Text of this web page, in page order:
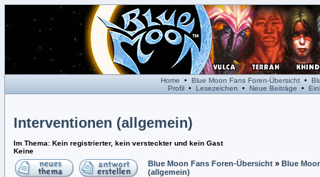
Home • Blue Moon Fans Foren-Übersicht•
Profil• Lesezeichen • Neue Beiträge •
Interventionen (allgemein)
Im Thema: Kein registrierter, kein versteckter und kein Gast
Keine
Blue Moon Fans Foren-Übersicht » Blue
(allgemein)